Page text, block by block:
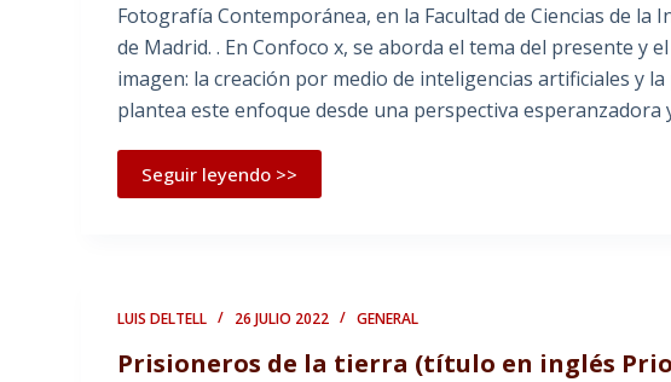
Fotografía Contemporánea, en la Facultad de Ciencias de la
de Madrid. . En Confoco x, se aborda el tema del presente y
imagen: la creación por medio de inteligencias artificiales y
plantea este enfoque desde una perspectiva
Seguir leyendo >>
LUIS DELTELL 26 JULIO 2022 GENERAL
Prisioneros de la tierra (título en inglés